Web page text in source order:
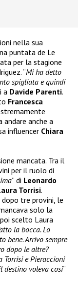
nella sua
puntata de Le
per la stagione
“Mi ha detto
spigliata e quindi
a Davide Parenti.
Francesca
andare anche a
influencer Chiara
mancata. Tra il
per il ruolo di
” di Leonardo
Torrisi.
tre provini, le
solo la
scelto Laura
la bocca. Lo
bene. Arrivo sempre
dopo le altre?
Torrisi e Pieraccioni
destino voleva così“